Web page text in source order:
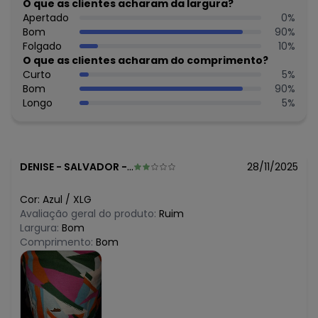
junho/2026
maio/2026 N/D*
abril/2026 N/D*
março/2026 R$ 39,99
fevereiro/2026
O que as clientes acharam da largura?
Apertado
0%
Bom
90%
Folgado
10%
O que as clientes acharam do comprimento?
Curto
5%
Bom
90%
Longo
5%
DENISE - SALVADOR - BA 28/11/2025
Cor: Azul / XLG
Avaliação geral do produto: Ruim
Largura: Bom
Comprimento: Bom